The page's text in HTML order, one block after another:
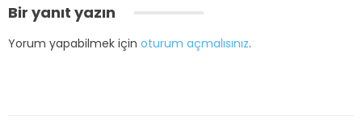
Bir yanıt yazın
Yorum yapabilmek için oturum açmalısınız.